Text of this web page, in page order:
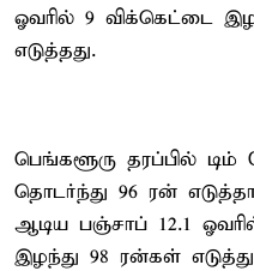
ஓவரில் 9 விக்கெட்டை
எடுத்தது.
பெங்களூரு தரப்பில் டிம்
தொடர்ந்து 96 ரன்
ஆடிய பஞ்சாப் 12.1
இழந்து 98 ரன்கள்